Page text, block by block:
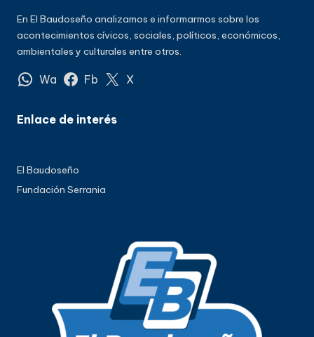
En El Baudoseño analizamos e informarmos sobre los
acontecimientos cívicos, sociales, políticos, económicos,
ambientales y culturales entre otros.
Wa Fb X
Enlace de interés
El Baudoseño
Fundación Serrania